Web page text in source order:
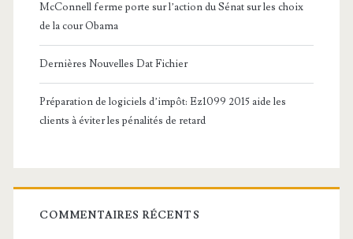
McConnell ferme porte sur l’action du Sénat sur les choix
de la cour Obama
Dernières Nouvelles Dat Fichier
Préparation de logiciels d’impôt: Ez1099 2015 aide les
clients à éviter les pénalités de retard
COMMENTAIRES RÉCENTS